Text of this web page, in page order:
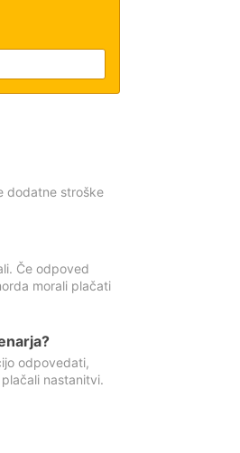
dodatne stroške
Če odpoved
morali plačati
odpovedati,
nastanitvi.